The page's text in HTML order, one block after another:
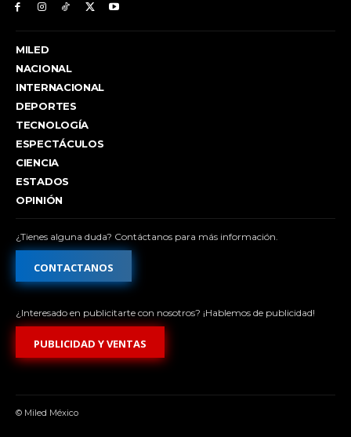
MILED
NACIONAL
INTERNACIONAL
DEPORTES
TECNOLOGÍA
ESPECTÁCULOS
CIENCIA
ESTADOS
OPINIÓN
¿Tienes alguna duda? Contáctanos para más información.
CONTACTANOS
¿Interesado en publicitarte con nosotros? ¡Hablemos de publicidad!
PUBLICIDAD Y VENTAS
© Miled México